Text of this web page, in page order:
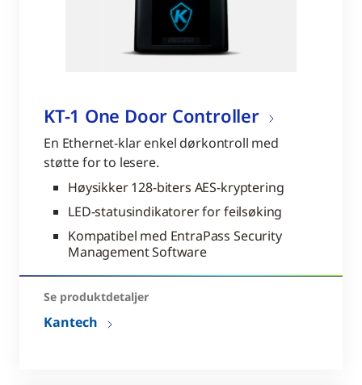
KT-1 One Door Controller
En Ethernet-klar enkel dørkontroll med
støtte for to lesere.
Høysikker 128-biters AES-kryptering
LED-statusindikatorer for feilsøking
Kompatibel med EntraPass Security
Management Software
Se produktdetaljer
Kantech